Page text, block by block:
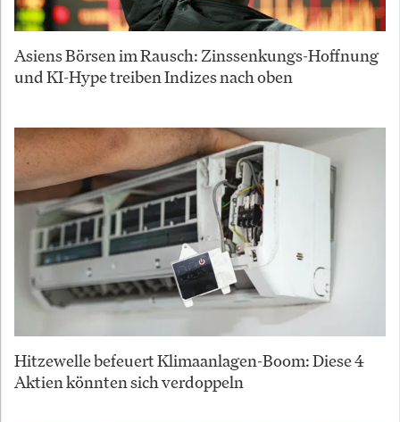
Asiens Börsen im Rausch: Zinssenkungs-Hoffnung
und KI-Hype treiben Indizes nach oben
Hitzewelle befeuert Klimaanlagen-Boom: Diese 4
Aktien könnten sich verdoppeln